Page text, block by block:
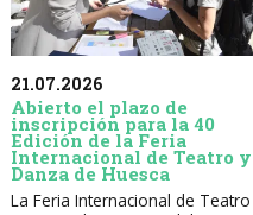
21.07.2026
Abierto el plazo de
inscripción para la 40
Edición de la Feria
Internacional de Teatro y
Danza de Huesca
La Feria Internacional de Teatro